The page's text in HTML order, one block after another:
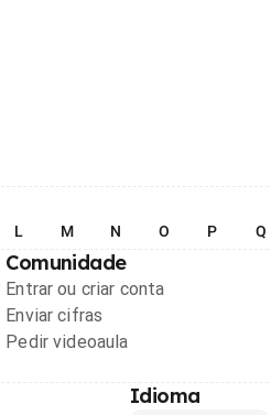
L M N O P Q
Comunidade
Entrar ou criar conta
Enviar cifras
Pedir videoaula
Idioma